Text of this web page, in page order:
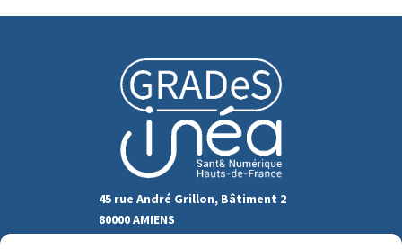
45 rue André Grillon, Bâtiment 2
80000 AMIENS